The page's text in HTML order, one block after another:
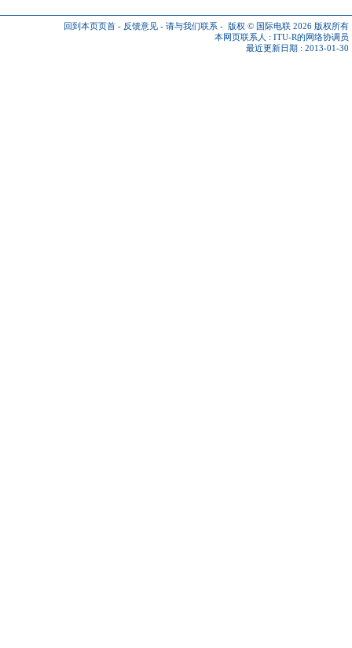
回到本页页首 - 反馈意见 - 请与我们联系 - 版权 © 国际电联 2026 版权所有
本网页联系人 : ITU-R的网络协调员
最近更新日期 : 2013-01-30